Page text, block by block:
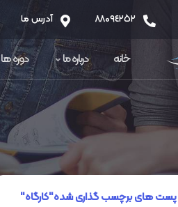
٨٨0٩٤٢٥٢ آدرس ما
خانه درباره ما دوره ها
پست های برچسب گذاری شده"کارگاه"